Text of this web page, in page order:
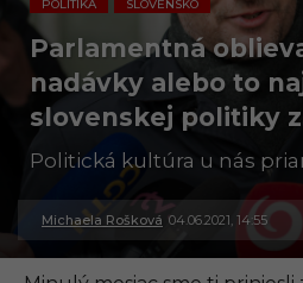
POLITIKA
,
SLOVENSKO
Parlamentná
nadávky alebo to
slovenskej politiky
Politická kultúra u nás
Michaela Rošková 04.06.2021, 14:55
3
.
0